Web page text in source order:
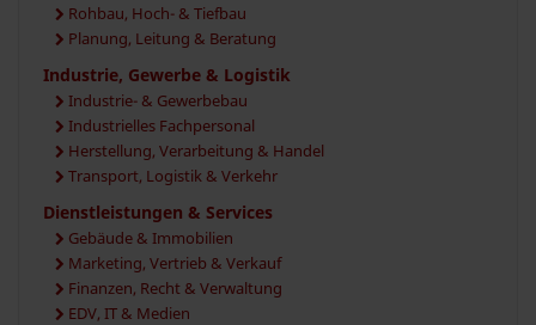
Rohbau, Hoch- & Tiefbau
Planung, Leitung & Beratung
Industrie, Gewerbe & Logistik
Industrie- & Gewerbebau
Industrielles Fachpersonal
Herstellung, Verarbeitung & Handel
Transport, Logistik & Verkehr
Dienstleistungen & Services
Gebäude & Immobilien
Marketing, Vertrieb & Verkauf
Finanzen, Recht & Verwaltung
EDV, IT & Medien